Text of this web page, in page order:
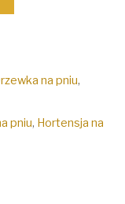
na pniu,
pniu, Hortensja na